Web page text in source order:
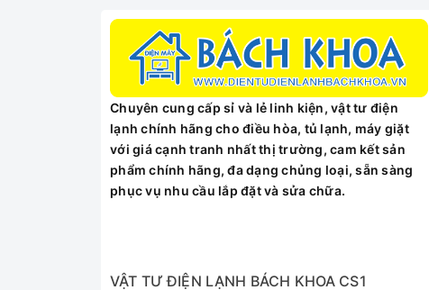
Chuyên cung cấp sỉ và lẻ linh kiện, vật tư điện
lạnh chính hãng cho điều hòa, tủ lạnh, máy giặt
với giá cạnh tranh nhất thị trường, cam kết sản
phẩm chính hãng, đa dạng chủng loại, sẵn sàng
phục vụ nhu cầu lắp đặt và sửa chữa.
VẬT TƯ ĐIỆN LẠNH BÁCH KHOA CS1